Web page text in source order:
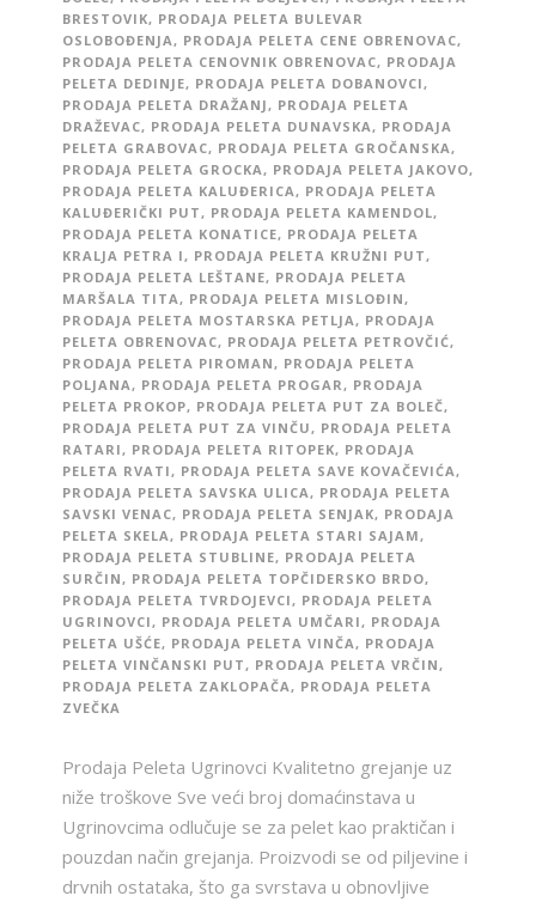
BRESTOVIK, PRODAJA PELETA BULEVAR
OSLOBOĐENJA, PRODAJA PELETA CENE OBRENOVAC,
PRODAJA PELETA CENOVNIK OBRENOVAC, PRODAJA
PELETA DEDINJE, PRODAJA PELETA DOBANOVCI,
PRODAJA PELETA DRAŽANJ, PRODAJA PELETA
DRAŽEVAC, PRODAJA PELETA DUNAVSKA, PRODAJA
PELETA GRABOVAC, PRODAJA PELETA GROČANSKA,
PRODAJA PELETA GROCKA, PRODAJA PELETA JAKOVO,
PRODAJA PELETA KALUĐERICA, PRODAJA PELETA
KALUĐERIČKI PUT, PRODAJA PELETA KAMENDOL,
PRODAJA PELETA KONATICE, PRODAJA PELETA
KRALJA PETRA I, PRODAJA PELETA KRUŽNI PUT,
PRODAJA PELETA LEŠTANE, PRODAJA PELETA
MARŠALA TITA, PRODAJA PELETA MISLOĐIN,
PRODAJA PELETA MOSTARSKA PETLJA, PRODAJA
PELETA OBRENOVAC, PRODAJA PELETA PETROVČIĆ,
PRODAJA PELETA PIROMAN, PRODAJA PELETA
POLJANA, PRODAJA PELETA PROGAR, PRODAJA
PELETA PROKOP, PRODAJA PELETA PUT ZA BOLEČ,
PRODAJA PELETA PUT ZA VINČU, PRODAJA PELETA
RATARI, PRODAJA PELETA RITOPEK, PRODAJA
PELETA RVATI, PRODAJA PELETA SAVE KOVAČEVIĆA,
PRODAJA PELETA SAVSKA ULICA, PRODAJA PELETA
SAVSKI VENAC, PRODAJA PELETA SENJAK, PRODAJA
PELETA SKELA, PRODAJA PELETA STARI SAJAM,
PRODAJA PELETA STUBLINE, PRODAJA PELETA
SURČIN, PRODAJA PELETA TOPČIDERSKO BRDO,
PRODAJA PELETA TVRDOJEVCI, PRODAJA PELETA
UGRINOVCI, PRODAJA PELETA UMČARI, PRODAJA
PELETA UŠĆE, PRODAJA PELETA VINČA, PRODAJA
PELETA VINČANSKI PUT, PRODAJA PELETA VRČIN,
PRODAJA PELETA ZAKLOPAČA, PRODAJA PELETA
ZVEČKA
Prodaja Peleta Ugrinovci Kvalitetno grejanje uz
niže troškove Sve veći broj domaćinstava u
Ugrinovcima odlučuje se za pelet kao praktičan i
pouzdan način grejanja. Proizvodi se od piljevine i
drvnih ostataka, što ga svrstava u obnovljive